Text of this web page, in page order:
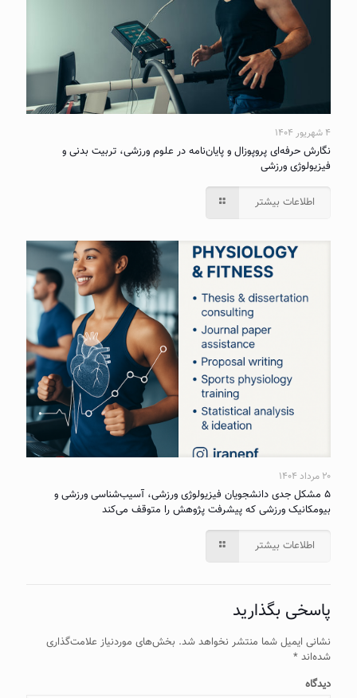
۴ شهریور ۱۴۰۴
نگارش حرفه‌ای پروپوزال و پایان‌نامه در علوم ورزشی، تربیت بدنی و
فیزیولوژی ورزشی
اطلاعات بیشتر
۲۰ مرداد ۱۴۰۴
۵ مشکل جدی دانشجویان فیزیولوژی ورزشی، آسیب‌شناسی ورزشی و
بیومکانیک ورزشی که پیشرفت پژوهش را متوقف می‌کند
اطلاعات بیشتر
پاسخی بگذارید
نشانی ایمیل شما منتشر نخواهد شد. بخش‌های موردنیاز علامت‌گذاری
شده‌اند *
دیدگاه